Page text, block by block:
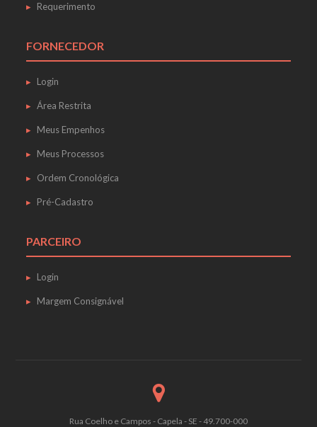
Requerimento
FORNECEDOR
Login
Área Restrita
Meus Empenhos
Meus Processos
Ordem Cronológica
Pré-Cadastro
PARCEIRO
Login
Margem Consignável
Rua Coelho e Campos - Capela - SE - 49.700-000